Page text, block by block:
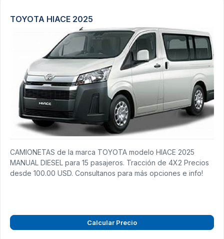
TOYOTA HIACE 2025
CAMIONETAS de la marca TOYOTA modelo HIACE 2025
MANUAL DIESEL para 15 pasajeros. Tracción de 4X2 Precios
desde 100.00 USD. Consultanos para más opciones e info!
Calcular Precio